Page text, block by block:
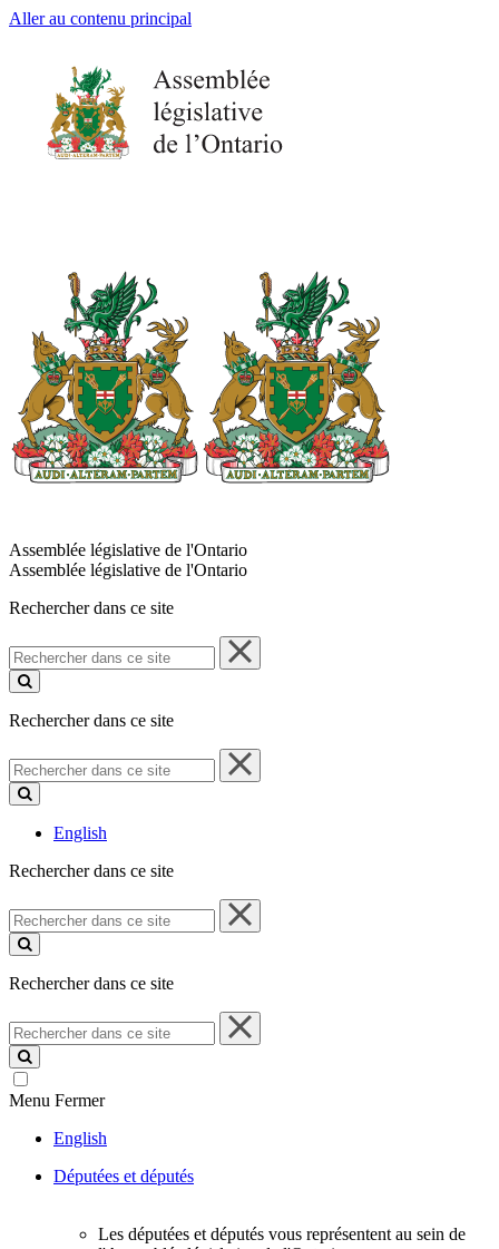
Aller au contenu principal
Assemblée législative de l'Ontario
Assemblée législative de l'Ontario
Rechercher dans ce site
Rechercher
dans
ce
Rechercher dans ce site
Rechercher
dans
ce
English
Rechercher dans ce site
Rechercher
dans
ce
Rechercher dans ce site
Rechercher
dans
ce
site
Menu Fermer
English
Députées et députés
Les députées et députés vous représentent au sein de